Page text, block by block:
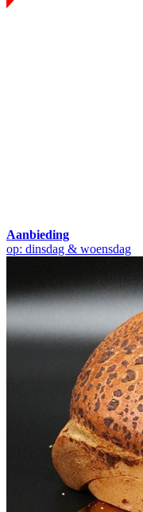
Aanbieding
op: dinsdag & woensdag